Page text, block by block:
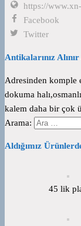
https://
Facebook
Twitter
Antikalarınız
Adresinden komple
dokuma
kalem daha bir çok
Arama:
Aldığımız
45 lik